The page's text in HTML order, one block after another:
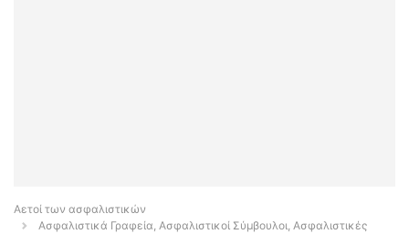
Αετοί των ασφαλιστικών
Ασφαλιστικά Γραφεία, Ασφαλιστικοί Σύμβουλοι, Ασφαλιστικές